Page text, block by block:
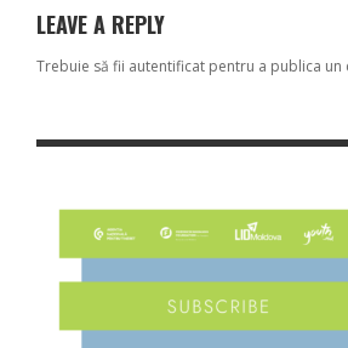
LEAVE A REPLY
Trebuie să fii autentificat pentru a publica un